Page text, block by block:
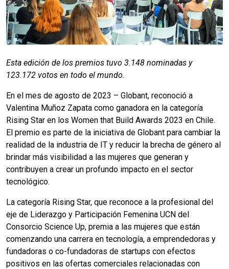
Esta edición de los premios tuvo 3.148 nominadas y
123.172 votos en todo el mundo.
En el mes de agosto de 2023 – Globant, reconoció a
Valentina Muñoz Zapata como ganadora en la categoría
Rising Star en los Women that Build Awards 2023 en Chile.
El premio es parte de la iniciativa de Globant para cambiar la
realidad de la industria de IT y reducir la brecha de género al
brindar más visibilidad a las mujeres que generan y
contribuyen a crear un profundo impacto en el sector
tecnológico.
La categoría Rising Star, que reconoce a la profesional del
eje de Liderazgo y Participación Femenina UCN del
Consorcio Science Up, premia a las mujeres que están
comenzando una carrera en tecnología, a emprendedoras y
fundadoras o co-fundadoras de startups con efectos
positivos en las ofertas comerciales relacionadas con